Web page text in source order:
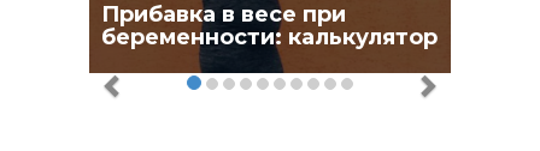
Прибавка в весе при
беременности: калькулятор